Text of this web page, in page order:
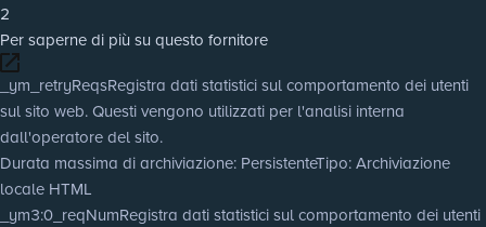
2
Per saperne di più su questo fornitore
_ym_retryReqsRegistra dati statistici sul comportamento dei utenti
sul sito web. Questi vengono utilizzati per l'analisi interna
dall'operatore del sito.
Durata massima di archiviazione: PersistenteTipo: Archiviazione
locale HTML
_ym3:0_reqNumRegistra dati statistici sul comportamento dei utenti